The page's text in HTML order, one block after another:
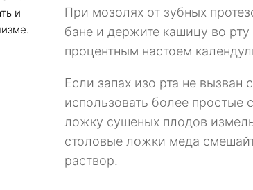
При мозолях от зубных
бане и держите кашицу во
процентным настоем
Если запах изо рта не
использовать более простые
ложку сушеных плодов
столовые ложки меда
раствор.
и